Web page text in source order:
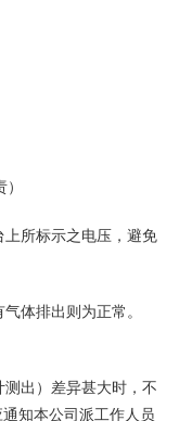
所标示之电压，避免
体排出则为正常。
出）差异甚大时，不
知本公司派工作人员